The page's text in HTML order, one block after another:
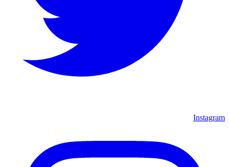
Instagram